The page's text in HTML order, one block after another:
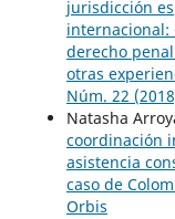
jurisdicción
internacional:
derecho
otras
Núm. 22
Natasha
coordinación
asistencia
caso de
Orbis